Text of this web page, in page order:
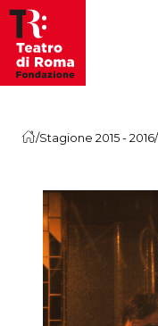
Vai al contenuto
/Stagione 2015 - 2016/